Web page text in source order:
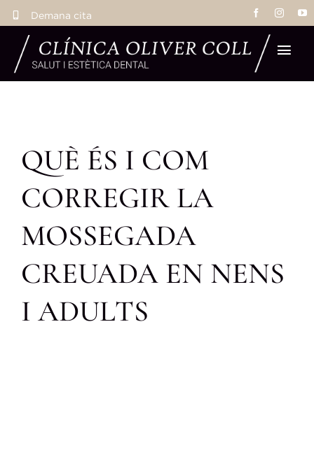
Skip
content
Demana cita
QUÈ ÉS I COM
CORREGIR LA
MOSSEGADA
CREUADA EN NENS
I ADULTS